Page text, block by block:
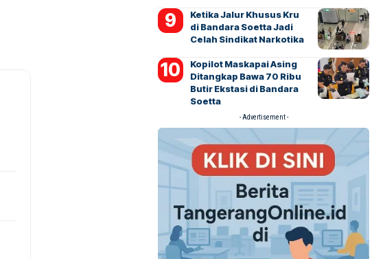
Ketika Jalur Khusus Kru
di Bandara Soetta Jadi
Celah Sindikat Narkotika
Kopilot Maskapai Asing
Ditangkap Bawa 70 Ribu
Butir Ekstasi di Bandara
Soetta
- Advertisement -